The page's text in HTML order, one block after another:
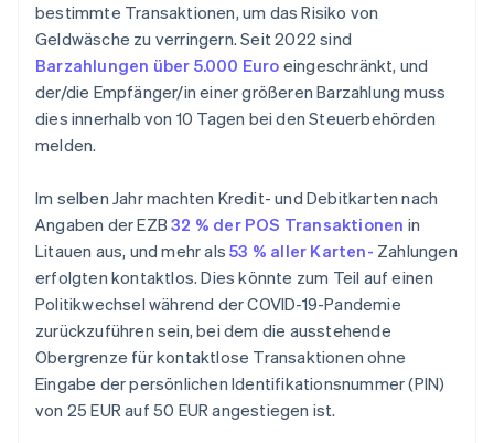
bestimmte Transaktionen, um das Risiko von
Geldwäsche zu verringern. Seit 2022 sind
Barzahlungen über 5.000 Euro eingeschränkt, und
der/die Empfänger/in einer größeren Barzahlung muss
dies innerhalb von 10 Tagen bei den Steuerbehörden
melden.
Im selben Jahr machten Kredit- und Debitkarten nach
Angaben der EZB32 % der POS Transaktionen in
Litauen aus, und mehr als53 % aller Karten- Zahlungen
erfolgten kontaktlos. Dies könnte zum Teil auf einen
Politikwechsel während der COVID-19-Pandemie
zurückzuführen sein, bei dem die ausstehende
Obergrenze für kontaktlose Transaktionen ohne
Eingabe der persönlichen Identifikationsnummer (PIN)
von 25 EUR auf 50 EUR angestiegen ist.